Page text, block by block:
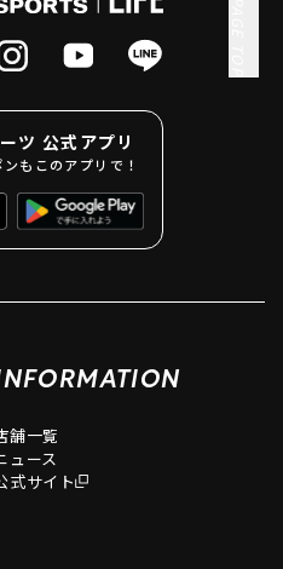
ツ 公式アプリ
もこのアプリで！
舗一覧
ュース
式サイト